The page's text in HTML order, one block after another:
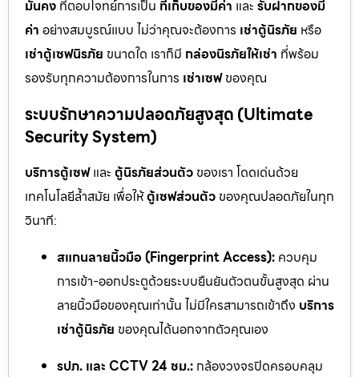
มั่นคง ที่ตอบโจทย์การเป็น ที่เก็บของมีค่า และ รับฝากของมี
ค่า อย่างสมบูรณ์แบบ ไม่ว่าคุณจะต้องการ เช่าตู้นิรภัย หรือ
เช่าตู้เซฟนิรภัย ขนาดใด เราก็มี กล่องนิรภัยให้เช่า ที่พร้อม
รองรับทุกความต้องการในการ เช่าเซฟของคุณ
ระบบรักษาความปลอดภัยสูงสุด (Ultimate
Security System)
บริการตู้เซฟและ ตู้นิรภัยส่วนตัว ของเรา โดดเด่นด้วย
เทคโนโลยีล้ำสมัย เพื่อให้ตู้เซฟส่วนตัว ของคุณปลอดภัยในทุก
วินาที:
สแกนลายนิ้วมือ (Fingerprint Access): ควบคุม
การเข้า-ออกประตูด้วยระบบยืนยันตัวตนขั้นสูงสุด ผ่าน
ลายนิ้วมือของคุณเท่านั้น ไม่มีใครสามารถเข้าถึง บริการ
เช่าตู้นิรภัย ของคุณได้นอกจากตัวคุณเอง
รปภ. และ CCTV 24 ชม.: กล้องวงจรปิดครอบคลุม